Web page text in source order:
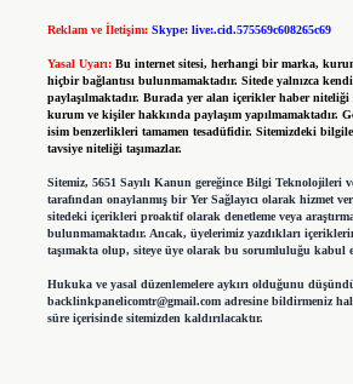
Reklam ve İletişim: Skype: live:.cid.575569c608265c69
Yasal Uyarı: Bu internet sitesi, herhangi bir marka,
hiçbir bağlantısı bulunmamaktadır. Sitede yalnızca kendi
paylaşılmaktadır. Burada yer alan içerikler haber niteliği
kurum ve kişiler hakkında paylaşım yapılmamaktadır.
isim benzerlikleri tamamen tesadüfidir. Sitemizdeki
tavsiye niteliği taşımazlar.
Sitemiz, 5651 Sayılı Kanun gereğince Bilgi
tarafından onaylanmış bir Yer Sağlayıcı olarak hizmet
sitedeki içerikleri proaktif olarak denetleme veya
bulunmamaktadır. Ancak, üyelerimiz yazdıkları
taşımakta olup, siteye üye olarak bu sorumluluğu kabul
Hukuka ve yasal düzenlemelere aykırı olduğunu
backlinkpanelicomtr@gmail.comadresine bildirmeniz
süre içerisinde sitemizden kaldırılacaktır.